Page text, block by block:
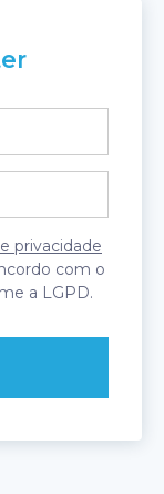
privacidade
com o
a LGPD.